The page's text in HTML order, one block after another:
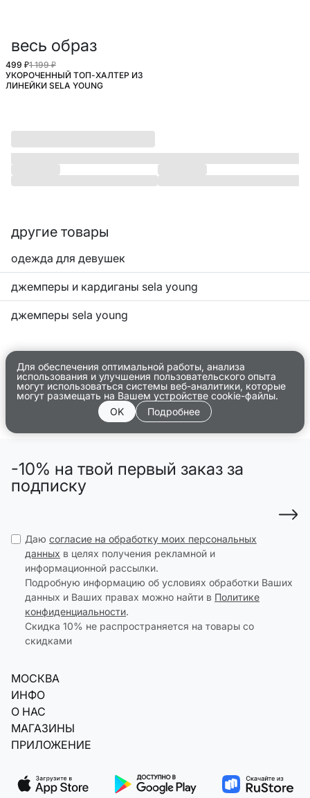
весь образ
499 ₽1 199 ₽
УКОРОЧЕННЫЙ ТОП-ХАЛТЕР ИЗ
ЛИНЕЙКИ SELA YOUNG
другие товары
одежда для девушек
джемперы и кардиганы sela young
джемперы sela young
Для обеспечения оптимальной работы, анализа
использования и улучшения пользовательского опыта
могут использоваться системы веб-аналитики, которые
могут размещать на Вашем устройстве cookie-файлы.
OK
Подробнее
-10% на твой первый заказ за
подписку
Даю согласие на обработку моих персональных
данных в целях получения рекламной и
информационной рассылки.
Подробную информацию об условиях обработки Ваших
данных и Ваших правах можно найти в Политике
конфиденциальности.
Скидка 10% не распространяется на товары со
скидками
МОСКВА
ИНФО
О НАС
МАГАЗИНЫ
ПРИЛОЖЕНИЕ